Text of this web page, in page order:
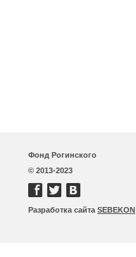
Фонд Рогинского
© 2013-2023
Разработка сайта SEBEKON